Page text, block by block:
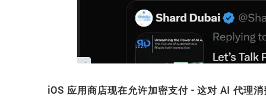
iOS 应用商店现在允许加密支付 - 这对 AI 代理